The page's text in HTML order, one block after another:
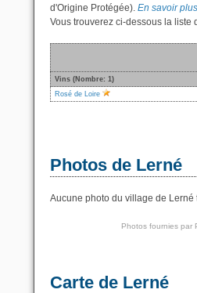
d'Origine Protégée). En savoir
Vous trouverez ci-dessous la
Vins (Nombre: 1)
Rosé de Loire
Photos de Lerné
Aucune photo du village de
Photos fournies par
Carte de Lerné